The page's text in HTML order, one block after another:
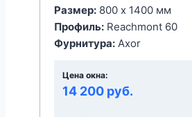
Размер: 800 x 1400 мм
Профиль: Reachmont 60
Фурнитура: Axor
Цена окна:
14 200 руб.